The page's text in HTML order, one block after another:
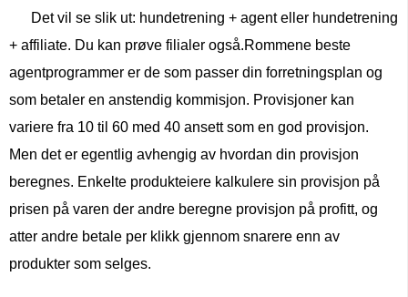
Det vil se slik ut: hundetrening + agent eller hundetrening
+ affiliate. Du kan prøve filialer også.Rommene beste
agentprogrammer er de som passer din forretningsplan og
som betaler en anstendig kommisjon. Provisjoner kan
variere fra 10 til 60 med 40 ansett som en god provisjon.
Men det er egentlig avhengig av hvordan din provisjon
beregnes. Enkelte produkteiere kalkulere sin provisjon på
prisen på varen der andre beregne provisjon på profitt, og
atter andre betale per klikk gjennom snarere enn av
produkter som selges.